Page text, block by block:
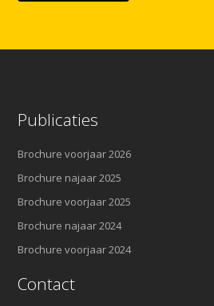
Publicaties
Brochure voorjaar 2026
Brochure najaar 2025
Brochure voorjaar 2025
Brochure najaar 2024
Brochure voorjaar 2024
Contact